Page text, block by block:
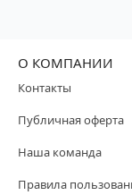
О КОМПАНИИ
Контакты
Публичная оферта
Наша команда
Правила